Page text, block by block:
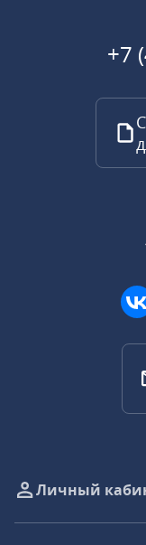
+7
Личный